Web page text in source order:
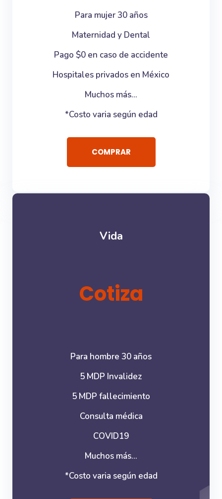
Para mujer 30 años
Maternidad y Dental
Pago $0 en caso de accidente
Hospitales privados en México
Muchos más...
*Costo varia según edad
COMPRAR
Vida
Cotiza
Para hombre 30 años
5 MDP Invalidez
5 MDP fallecimiento
Consulta médica
COVID19
Muchos más...
*Costo varia según edad